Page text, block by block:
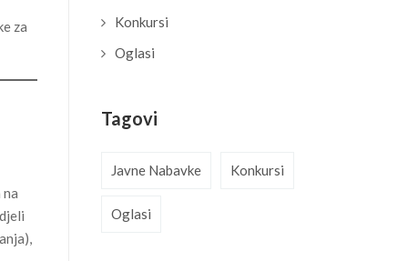
za
Konkursi
Oglasi
Tagovi
Javne Nabavke Konkursi
Oglasi